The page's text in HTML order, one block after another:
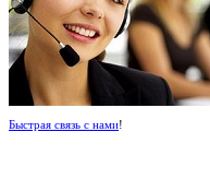
Быстрая связь с нами!